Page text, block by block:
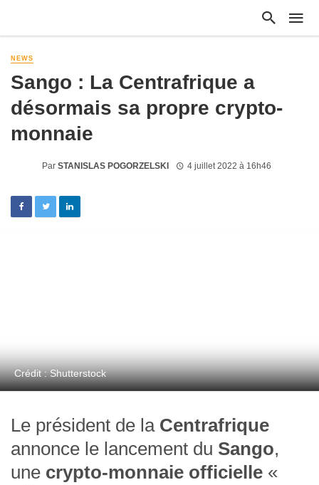
NEWS
Sango : La Centrafrique a
désormais sa propre crypto-
monnaie
Par STANISLAS POGORZELSKI 4 juillet 2022 à 16h46
Crédit : Shutterstock
Le président de la Centrafrique
annonce le lancement du Sango,
une crypto-monnaie officielle «